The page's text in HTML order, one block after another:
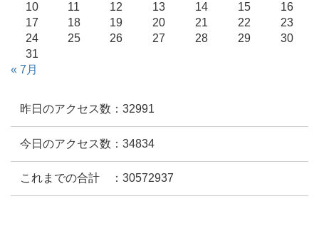
10
11 12 13 14 15
16
17
18 19 20 21 22
23
24
25 26 27 28 29
30
31
« 7月
昨日のアクセス数：32991
今日のアクセス数：34834
これまでの合計 ：30572937